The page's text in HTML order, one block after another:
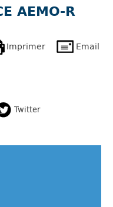
AEMO-R
Imprimer Email
Twitter